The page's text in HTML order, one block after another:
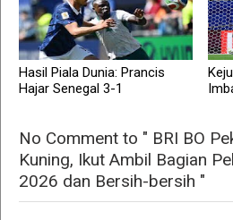
Hasil Piala Dunia: Prancis
Hajar Senegal 3-1
No Comment to " BRI BO
Kuning, Ikut Ambil Bagian
2026 dan Bersih-bersih "